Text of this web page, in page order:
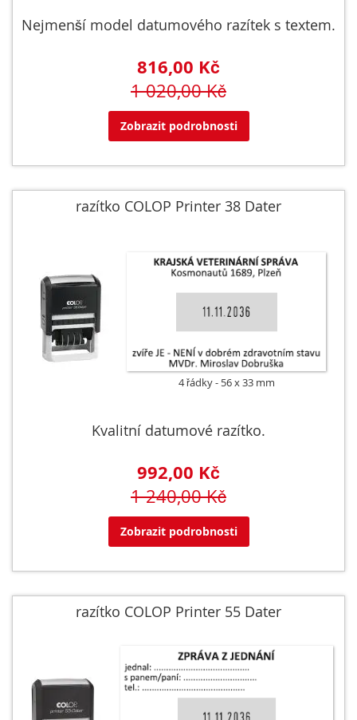
Nejmenší model datumového razítek s textem.
816,00 Kč
1 020,00 Kč
Zobrazit podrobnosti
razítko COLOP Printer 38 Dater
4 řádky 56 x 33 mm
Kvalitní datumové razítko.
992,00 Kč
1 240,00 Kč
Zobrazit podrobnosti
razítko COLOP Printer 55 Dater